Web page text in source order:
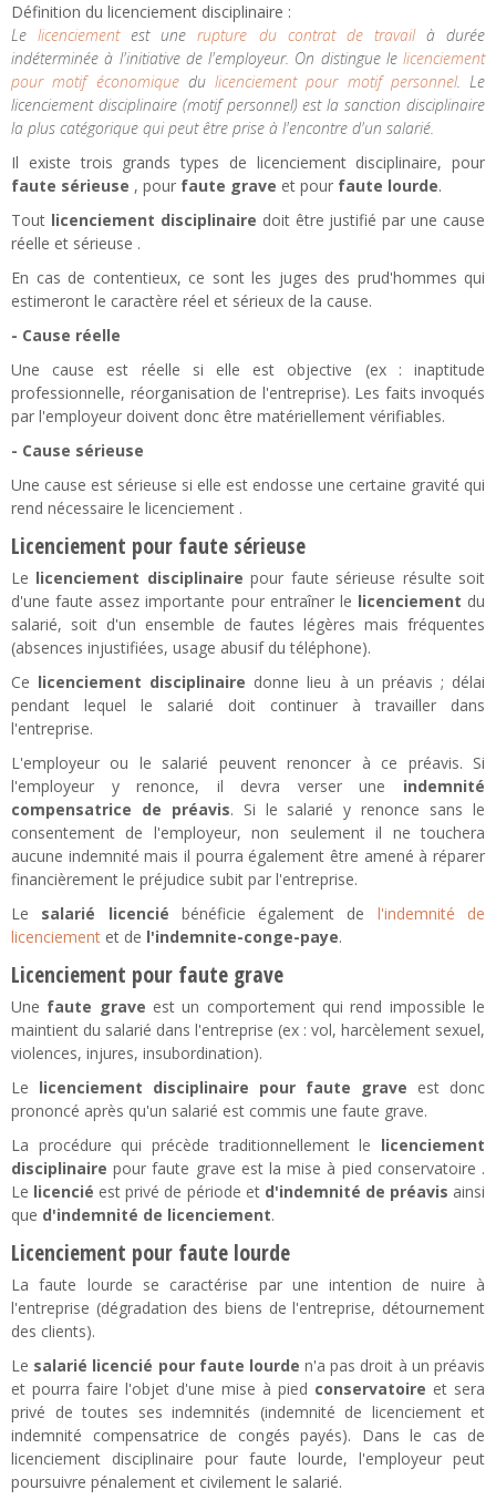
Définition du licenciement disciplinaire :
Lelicenciementest unerupture du contrat de travailà durée
indéterminée à l'initiative de l'employeur. On distingue le licenciement
pour motif économiquedu licenciement pour motif personnel. Le
licenciement disciplinaire (motif personnel) est la sanction disciplinaire
la plus catégorique qui peut être prise à l'encontre d'un salarié.
Il existe trois grands types de licenciement disciplinaire, pour
faute sérieuse , pour faute grave et pour faute lourde.
Tout licenciement disciplinaire doit être justifié par une cause
réelle et sérieuse .
En cas de contentieux, ce sont les juges des prud'hommes qui
estimeront le caractère réel et sérieux de la cause.
- Cause réelle
Une cause est réelle si elle est objective (ex : inaptitude
professionnelle, réorganisation de l'entreprise). Les faits invoqués
par l'employeur doivent donc être matériellement vérifiables.
- Cause sérieuse
Une cause est sérieuse si elle est endosse une certaine gravité qui
rend nécessaire le licenciement .
Licenciement pour faute sérieuse
Le licenciement disciplinaire pour faute sérieuse résulte soit
d'une faute assez importante pour entraîner le licenciement du
salarié, soit d'un ensemble de fautes légères mais fréquentes
(absences injustifiées, usage abusif du téléphone).
Ce licenciement disciplinaire donne lieu à un préavis ; délai
pendant lequel le salarié doit continuer à travailler dans
l'entreprise.
L'employeur ou le salarié peuvent renoncer à ce préavis. Si
l'employeur y renonce, il devra verser une indemnité
compensatrice de préavis. Si le salarié y renonce sans le
consentement de l'employeur, non seulement il ne touchera
aucune indemnité mais il pourra également être amené à réparer
financièrement le préjudice subit par l'entreprise.
Le salarié licencié bénéficie également de l'indemnité de
licenciement et de l'indemnite-conge-paye.
Licenciement pour faute grave
Une faute grave est un comportement qui rend impossible le
maintient du salarié dans l'entreprise (ex : vol, harcèlement sexuel,
violences, injures, insubordination).
Le licenciement disciplinaire pour faute grave est donc
prononcé après qu'un salarié est commis une faute grave.
La procédure qui précède traditionnellement le licenciement
disciplinaire pour faute grave est la mise à pied conservatoire .
Le licencié est privé de période et d'indemnité de préavis ainsi
que d'indemnité de licenciement.
Licenciement pour faute lourde
La faute lourde se caractérise par une intention de nuire à
l'entreprise (dégradation des biens de l'entreprise, détournement
des clients).
Le salarié licencié pour faute lourde n'a pas droit à un préavis
et pourra faire l'objet d'une mise à pied conservatoire et sera
privé de toutes ses indemnités (indemnité de licenciement et
indemnité compensatrice de congés payés). Dans le cas de
licenciement disciplinaire pour faute lourde, l'employeur peut
poursuivre pénalement et civilement le salarié.